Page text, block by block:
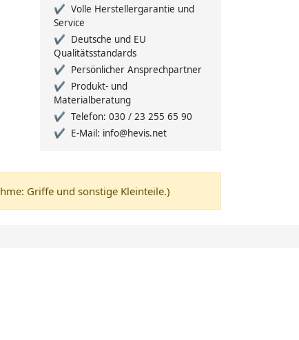
Volle Herstellergarantie und
Service
Deutsche und EU
Qualitätsstandards
Persönlicher Ansprechpartner
Produkt- und
Materialberatung
Telefon: 030 / 23 255 65 90
E-Mail: info@hevis.net
Griffe und sonstige Kleinteile.)